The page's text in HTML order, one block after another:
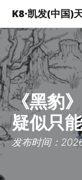
K8·凯发(中国)
《黑豹
疑似只
发布时间：